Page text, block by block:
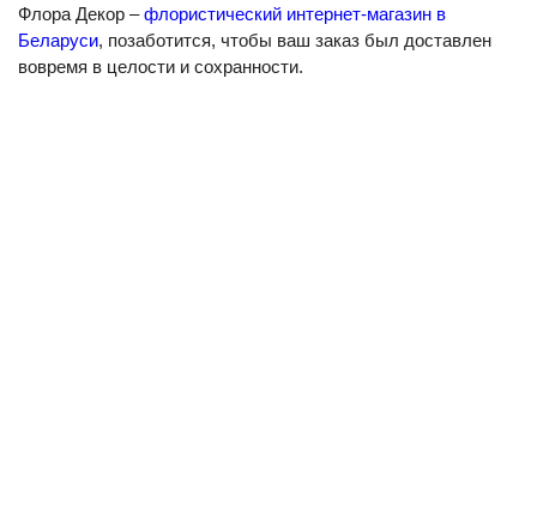
Флора Декор –флористический интернет-магазин в
Беларуси, позаботится, чтобы ваш заказ был доставлен
вовремя в целости и сохранности.